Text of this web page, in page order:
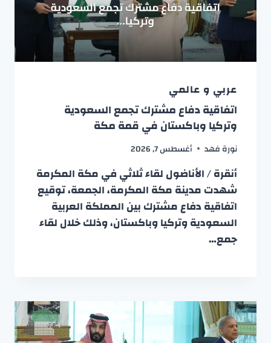
عربي و عالمي
اتفاقية دفاع مشترك تجمع السعودية
وتركيا وباكستان في قمة مكة
نورة فهد أغسطس 7, 2026
أنقرة / الأناضول لقاء ثلاثي في مكة المكرمة
شهدت مدينة مكة المكرمة، الجمعة، توقيع
اتفاقية دفاع مشترك بين المملكة العربية
السعودية وتركيا وباكستان، وذلك خلال لقاء
جمع…